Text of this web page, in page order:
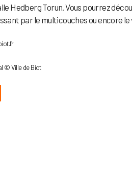
Hedberg Torun. Vous pourrez
par le multicouches ou encore le
© Ville de Biot